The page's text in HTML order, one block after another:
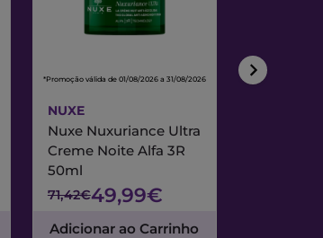
*Promoção válida de 01/08/2026 a 31/08/2026
NUXE
Nuxe Nuxuriance Ultra
Creme Noite Alfa 3R
50ml
71,42€49,99€
Adicionar ao Carrinho
*Promoção válida